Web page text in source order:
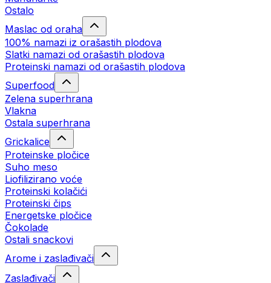
Ostalo
Maslac od oraha
100% namazi iz orašastih plodova
Slatki namazi od orašastih plodova
Proteinski namazi od orašastih plodova
Superfood
Zelena superhrana
Vlakna
Ostala superhrana
Grickalice
Proteinske pločice
Suho meso
Liofilizirano voće
Proteinski kolačići
Proteinski čips
Energetske pločice
Čokolade
Ostali snackovi
Arome i zaslađivači
Zaslađivači